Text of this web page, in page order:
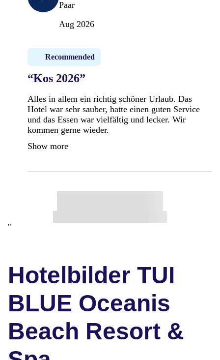
Paar
Aug 2026
Recommended
“Kos 2026”
Alles in allem ein richtig schöner Urlaub. Das
Hotel war sehr sauber, hatte einen guten Service
und das Essen war vielfältig und lecker. Wir
kommen gerne wieder.
Show more
"
Hotelbilder TUI
BLUE Oceanis
Beach Resort &